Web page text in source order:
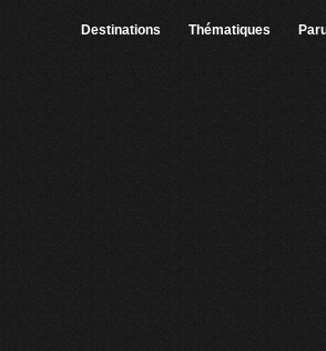
Destinations Thématiques